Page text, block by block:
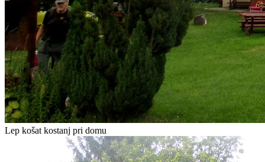
Lep košat kostanj pri domu